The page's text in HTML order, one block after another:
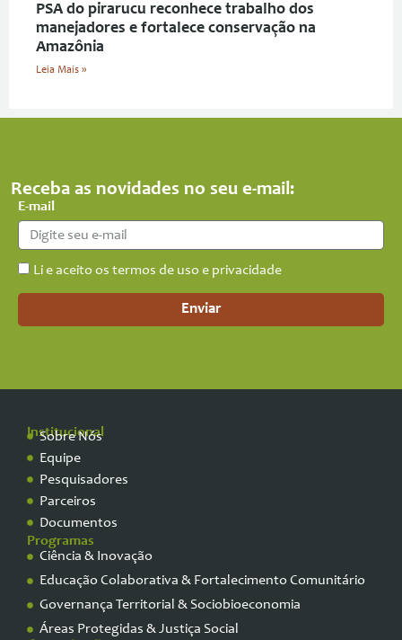
PSA do pirarucu reconhece trabalho dos
manejadores e fortalece conservação na
Amazônia
Leia Mais »
Receba as novidades no seu e-mail:
E-mail
Li e aceito os termos de uso e privacidade
Enviar
Institucional
Sobre Nós
Equipe
Pesquisadores
Parceiros
Documentos
Programas
Ciência & Inovação
Educação Colaborativa & Fortalecimento Comunitário
Governança Territorial & Sociobioeconomia
Áreas Protegidas & Justiça Social